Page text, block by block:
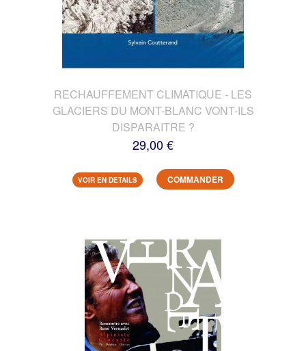
RECHAUFFEMENT CLIMATIQUE - LES
GLACIERS DU MONT-BLANC VONT-ILS
DISPARAITRE ?
29,00 €
VOIR EN DETAILS COMMANDER